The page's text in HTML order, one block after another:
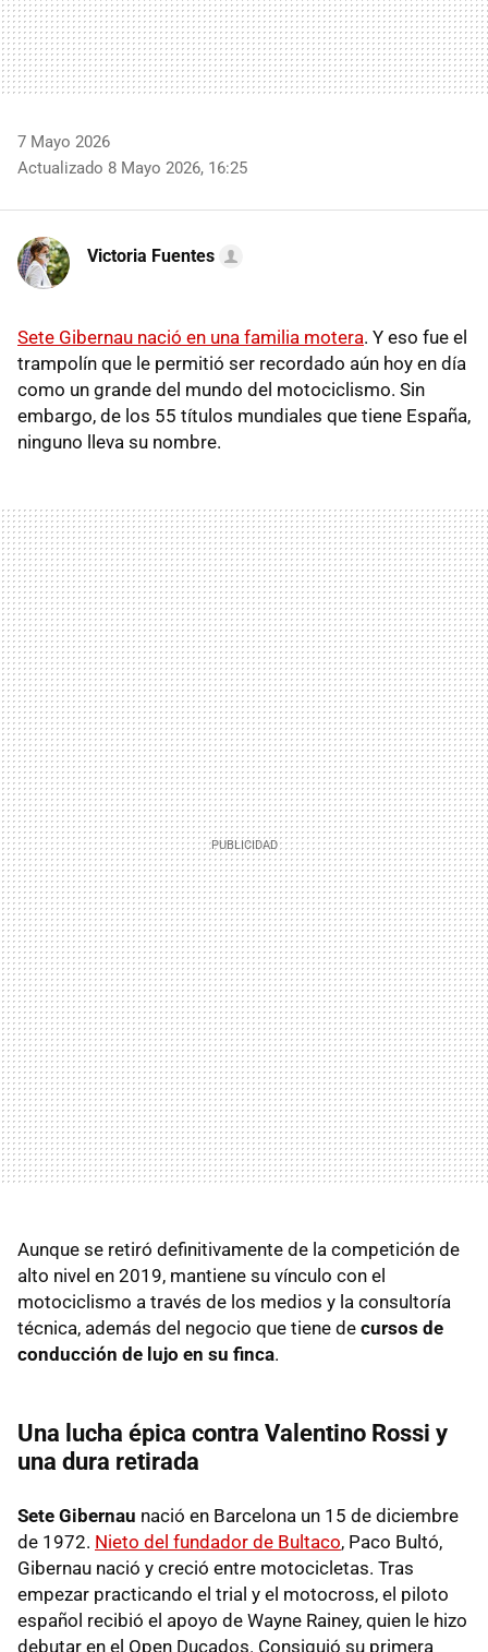
7 Mayo 2026
Actualizado 8 Mayo 2026, 16:25
Victoria Fuentes
Sete Gibernau nació en una familia motera. Y eso fue el
trampolín que le permitió ser recordado aún hoy en día
como un grande del mundo del motociclismo. Sin
embargo, de los 55 títulos mundiales que tiene España,
ninguno lleva su nombre.
Aunque se retiró definitivamente de la competición de
alto nivel en 2019, mantiene su vínculo con el
motociclismo a través de los medios y la consultoría
técnica, además del negocio que tiene de cursos de
conducción de lujo en su finca.
Una lucha épica contra Valentino Rossi y
una dura retirada
Sete Gibernau nació en Barcelona un 15 de diciembre
de 1972. Nieto del fundador de Bultaco, Paco Bultó,
Gibernau nació y creció entre motocicletas. Tras
empezar practicando el trial y el motocross, el piloto
español recibió el apoyo de Wayne Rainey, quien le hizo
debutar en el Open Ducados. Consiguió su primera